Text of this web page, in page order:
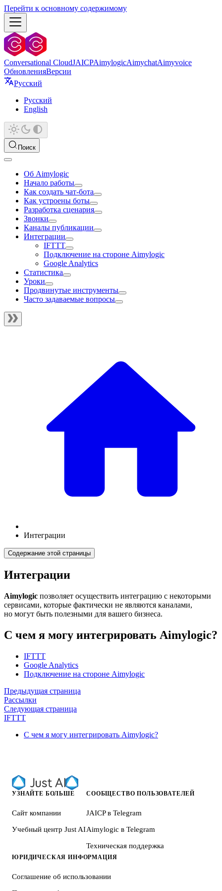
Перейти к основному содержимому
Conversational CloudJAICPAimylogicAimychatAimyvoice
ОбновленияВерсии
Русский
Русский
English
Поиск
Об Aimylogic
Начало работы
Как создать чат-бота
Как устроены боты
Разработка сценария
Звонки
Каналы публикации
Интеграции
IFTTT
Подключение на стороне Aimylogic
Google Analytics
Статистика
Уроки
Продвинутые инструменты
Часто задаваемые вопросы
Интеграции
Содержание этой страницы
Интеграции
Aimylogic позволяет осуществить интеграцию с некоторыми
сервисами, которые фактически не являются каналами,
но могут быть полезными для вашего бизнеса.
С чем я могу интегрировать Aimylogic?
IFTTT
Google Analytics
Подключение на стороне Aimylogic
Предыдущая страница
Рассылки
Следующая страница
IFTTT
С чем я могу интегрировать Aimylogic?
УЗНАЙТЕ БОЛЬШЕ
Сайт компании
Учебный центр Just AI
СООБЩЕСТВО ПОЛЬЗОВАТЕЛЕЙ
JAICP в Telegram
Aimylogic в Telegram
Техническая поддержка
ЮРИДИЧЕСКАЯ ИНФОРМАЦИЯ
Соглашение об использовании